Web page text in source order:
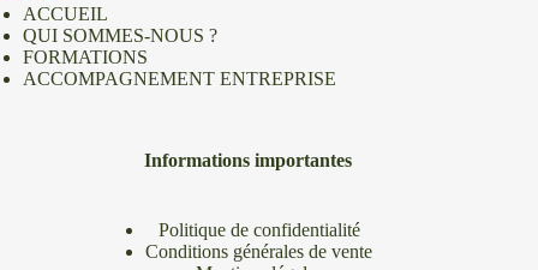
ACCUEIL
QUI SOMMES-NOUS ?
FORMATIONS
ACCOMPAGNEMENT ENTREPRISE
Informations importantes
Politique de confidentialité
Conditions générales de vente